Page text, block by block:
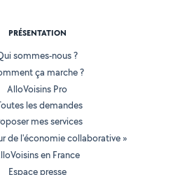
PRÉSENTATION
sommes-nous ?
ça marche ?
AlloVoisins Pro
les demandes
mes services
de l'économie collaborative »
en France
Espace presse